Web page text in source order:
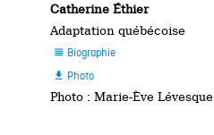
Catherine Éthier
Adaptation québécoise
 Biographie
 Photo
Photo : Marie-Ève Lévesque